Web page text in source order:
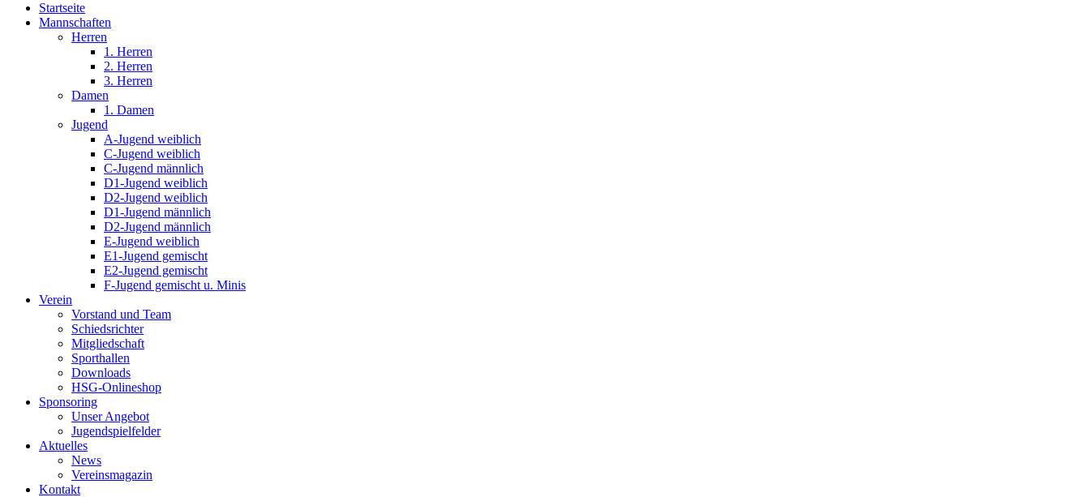
Startseite
Mannschaften
Herren
1. Herren
2. Herren
3. Herren
Damen
1. Damen
Jugend
A-Jugend weiblich
C-Jugend weiblich
C-Jugend männlich
D1-Jugend weiblich
D2-Jugend weiblich
D1-Jugend männlich
D2-Jugend männlich
E-Jugend weiblich
E1-Jugend gemischt
E2-Jugend gemischt
F-Jugend gemischt u. Minis
Verein
Vorstand und Team
Schiedsrichter
Mitgliedschaft
Sporthallen
Downloads
HSG-Onlineshop
Sponsoring
Unser Angebot
Jugendspielfelder
Aktuelles
News
Vereinsmagazin
Kontakt